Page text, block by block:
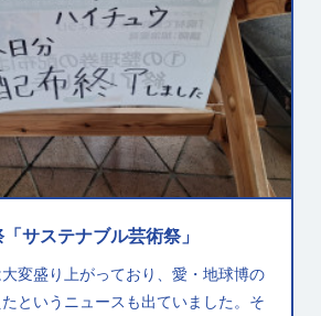
サステナブル芸術祭」
変盛り上がっており、愛・地球博の
というニュースも出ていました。そ